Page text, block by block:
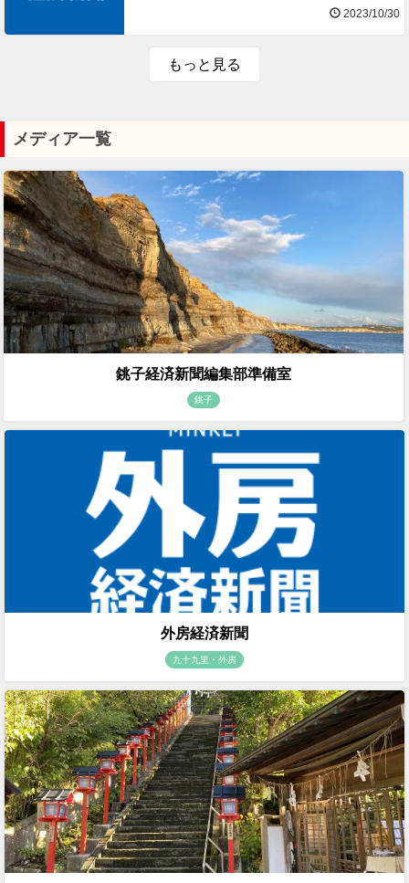
2023/10/30
もっと見る
メディア一覧
銚子経済新聞編集部準備室
銚子
外房経済新聞
九十九里・外房